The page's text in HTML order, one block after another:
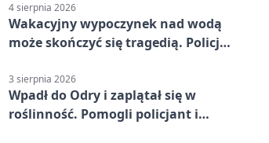
4 sierpnia 2026
Wakacyjny wypoczynek nad wodą
może skończyć się tragedią. Policja
3 sierpnia 2026
Wpadł do Odry i zaplątał się w
roślinność. Pomogli policjant i